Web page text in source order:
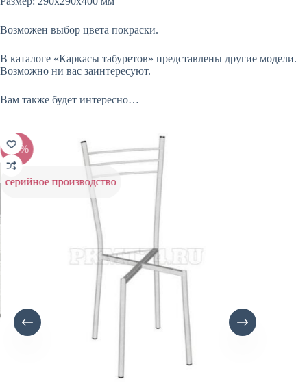
Возможен выбор цвета покраски.
В каталоге «Каркасы табуретов» представлены другие модели.
Возможно ни вас заинтересуют.
Вам также будет интересно…
-25%
серийное производство